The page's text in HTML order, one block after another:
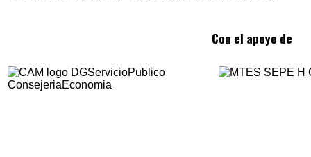
Con el apoyo de